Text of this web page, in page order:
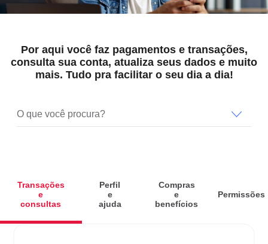
Antecipação
Imposto de
Por aqui você faz pagamentos e transações,
consulta sua conta, atualiza seus dados e muito
mais. Tudo pra facilitar o seu dia a dia!
O que você procura?
Transações
e
consultas
Perfil
e
ajuda
Compras
e
benefícios
Permissões